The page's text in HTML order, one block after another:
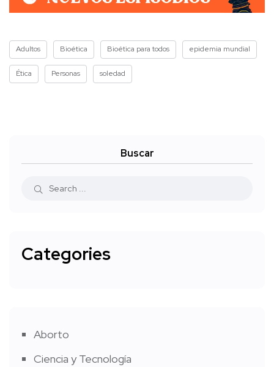
Adultos Bioética Bioética para todos epidemia mundial
Ética Personas soledad
Buscar
Categories
Aborto
Ciencia y Tecnología